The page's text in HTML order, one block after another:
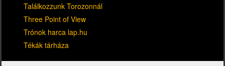
Találkozzunk Torozonnál
Three Point of View
Trónok harca lap.hu
Tékák tárháza